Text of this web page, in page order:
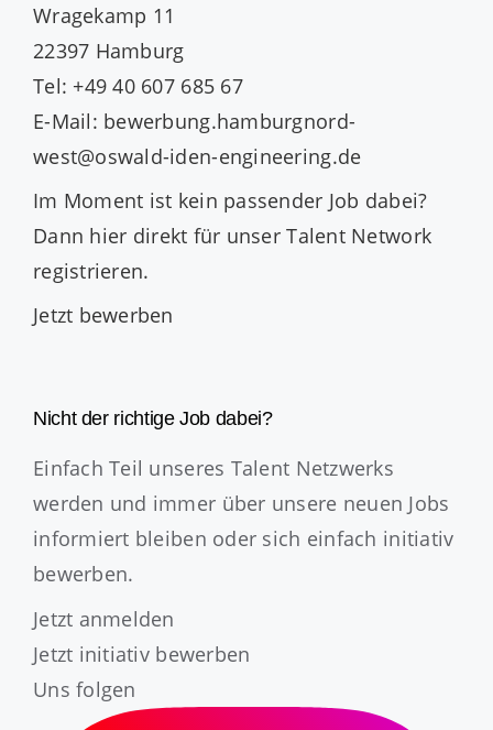
Wragekamp 11
22397 Hamburg
Tel: +49 40 607 685 67
E-Mail: bewerbung.hamburgnord-
west@oswald-iden-engineering.de
Im Moment ist kein passender Job dabei?
Dann hier direkt für unser Talent Network
registrieren.
Jetzt bewerben
Nicht der richtige Job dabei?
Einfach Teil unseres Talent Netzwerks
werden und immer über unsere neuen Jobs
informiert bleiben oder sich einfach initiativ
bewerben.
Jetzt anmelden
Jetzt initiativ bewerben
Uns folgen